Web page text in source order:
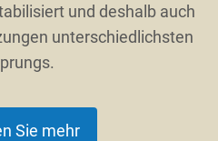
und deshalb auch
unterschiedlichsten
Sie mehr